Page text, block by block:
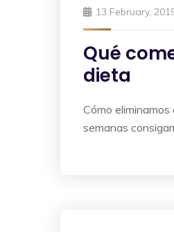
13 February,
Qué
dieta
Cómo
semanas